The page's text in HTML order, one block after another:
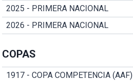
2025 - PRIMERA NACIONAL
2026 - PRIMERA NACIONAL
COPAS
1917 - COPA COMPETENCIA (AAF)